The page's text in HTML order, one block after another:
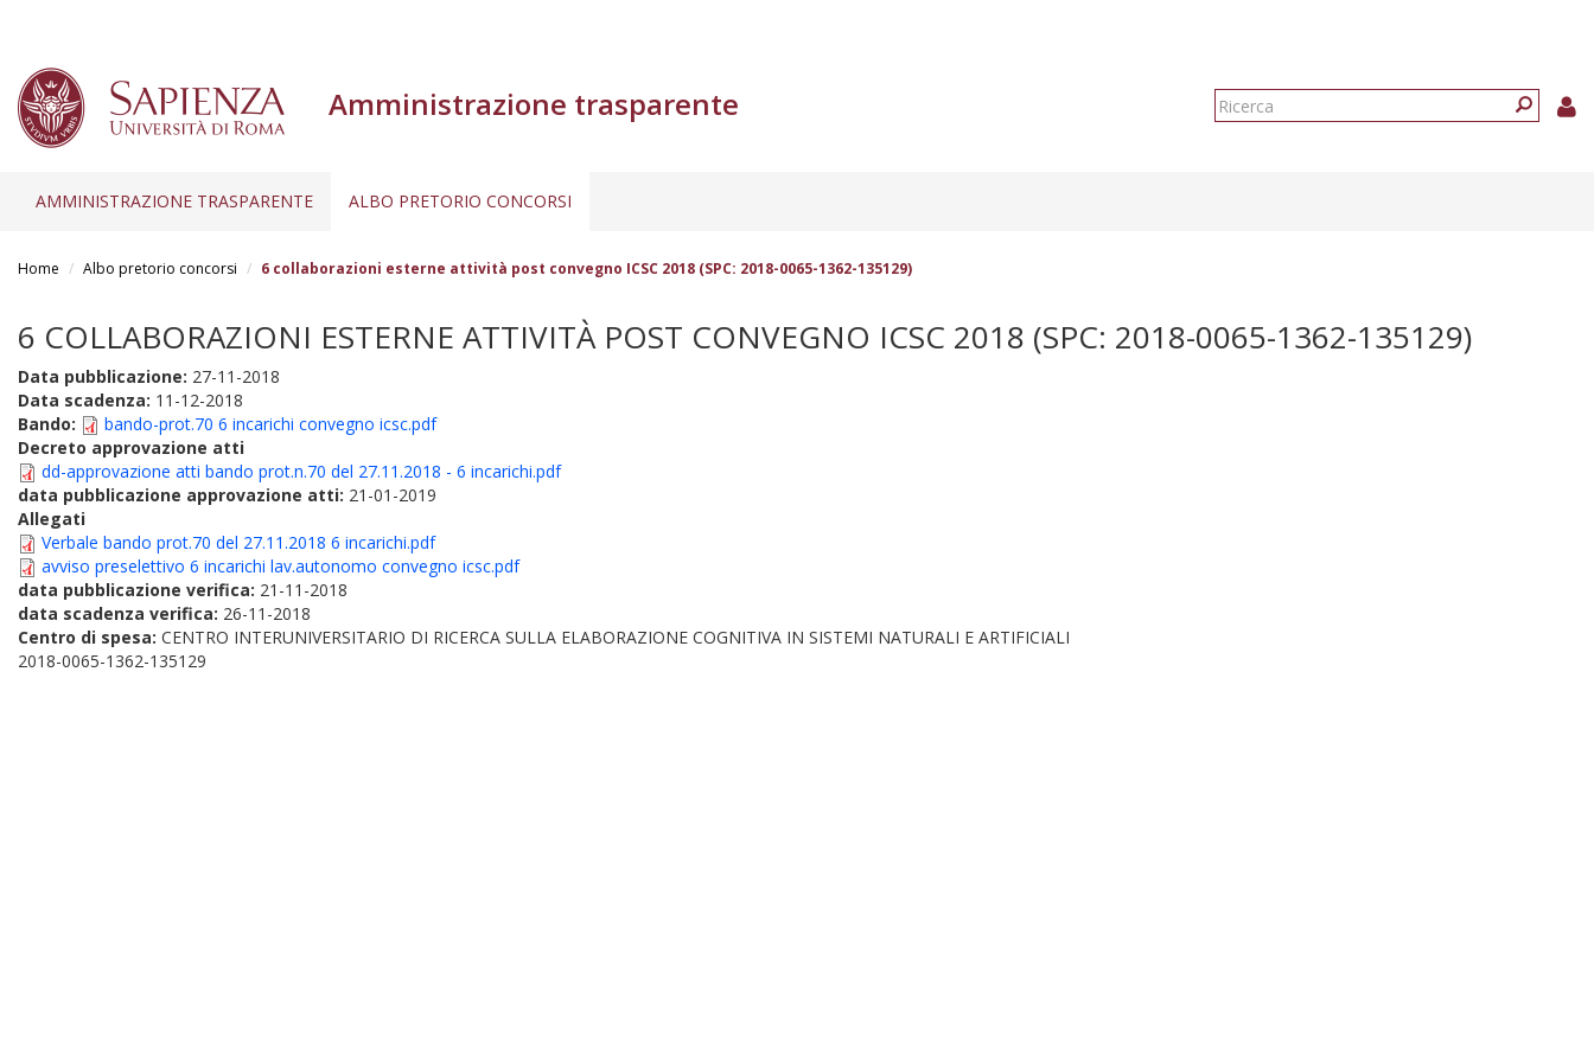
Amministrazione trasparente
Form
AMMINISTRAZIONE TRASPARENTE ALBO PRETORIO CONCORSI
Home Albo pretorio concorsi 6 collaborazioni esterne attività post convegno ICSC 2018 (SPC: 2018-0065-1362-135129)
6 COLLABORAZIONI ESTERNE ATTIVITÀ POST CONVEGNO ICSC 2018 (SPC: 2018-0065-1362-135129)
Data pubblicazione: 27-11-2018
Data scadenza: 11-12-2018
Bando:
bando-prot.70 6 incarichi convegno icsc.pdf
Decreto approvazione atti
dd-approvazione atti bando prot.n.70 del 27.11.2018 - 6 incarichi.pdf
data pubblicazione approvazione atti: 21-01-2019
Allegati
Verbale bando prot.70 del 27.11.2018 6 incarichi.pdf
avviso preselettivo 6 incarichi lav.autonomo convegno icsc.pdf
data pubblicazione verifica: 21-11-2018
data scadenza verifica: 26-11-2018
Centro di spesa: CENTRO INTERUNIVERSITARIO DI RICERCA SULLA ELABORAZIONE COGNITIVA IN SISTEMI NATURALI E ARTIFICIALI
2018-0065-1362-135129